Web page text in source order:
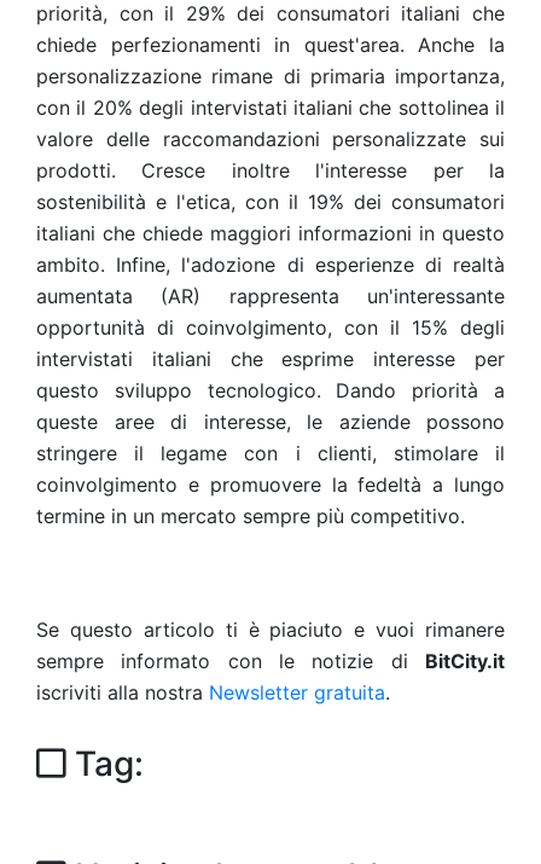
priorità, con il 29% dei consumatori italiani che
chiede perfezionamenti in quest'area. Anche la
personalizzazione rimane di primaria importanza,
con il 20% degli intervistati italiani che sottolinea il
valore delle raccomandazioni personalizzate sui
prodotti. Cresce inoltre l'interesse per la
sostenibilità e l'etica, con il 19% dei consumatori
italiani che chiede maggiori informazioni in questo
ambito. Infine, l'adozione di esperienze di realtà
aumentata (AR) rappresenta un'interessante
opportunità di coinvolgimento, con il 15% degli
intervistati italiani che esprime interesse per
questo sviluppo tecnologico. Dando priorità a
queste aree di interesse, le aziende possono
stringere il legame con i clienti, stimolare il
coinvolgimento e promuovere la fedeltà a lungo
termine in un mercato sempre più competitivo.
Se questo articolo ti è piaciuto e vuoi rimanere
sempre informato con le notizie di BitCity.it
iscriviti alla nostra Newsletter gratuita.
Tag: